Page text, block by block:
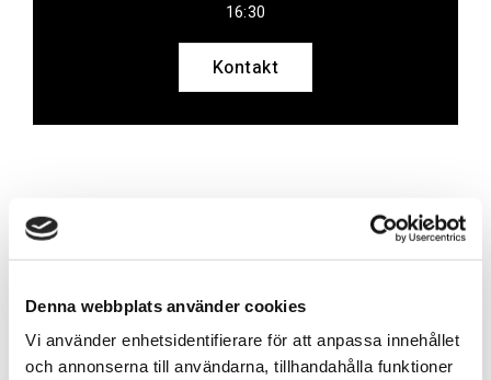
Denna webbplats använder cookies
Vi använder enhetsidentifierare för att anpassa innehållet
och annonserna till användarna, tillhandahålla funktioner
16:30
Kontakt